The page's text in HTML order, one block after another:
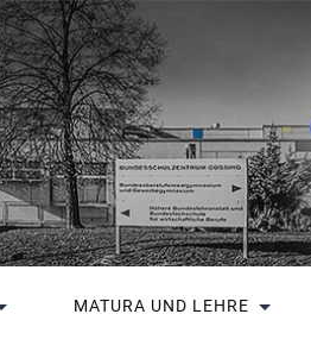
MATURA UND LEHRE